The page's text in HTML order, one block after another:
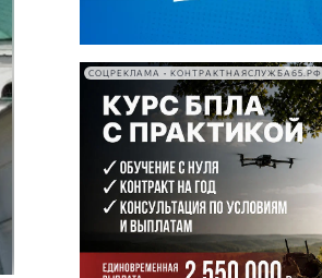
СОЦРЕКЛАМА • КОНТРАКТНАЯСЛУЖБА65.РФ